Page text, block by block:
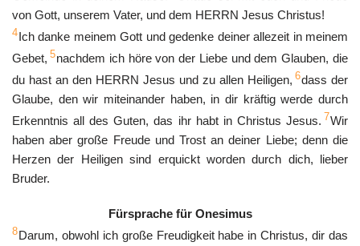
von Gott, unserem Vater, und dem HERRN Jesus Christus!
4Ich danke meinem Gott und gedenke deiner allezeit in meinem
Gebet, 5nachdem ich höre von der Liebe und dem Glauben, die
du hast an den HERRN Jesus und zu allen Heiligen, 6dass der
Glaube, den wir miteinander haben, in dir kräftig werde durch
Erkenntnis all des Guten, das ihr habt in Christus Jesus. 7Wir
haben aber große Freude und Trost an deiner Liebe; denn die
Herzen der Heiligen sind erquickt worden durch dich, lieber
Bruder.
Fürsprache für Onesimus
8Darum, obwohl ich große Freudigkeit habe in Christus, dir das